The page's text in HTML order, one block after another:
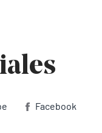
Facebook